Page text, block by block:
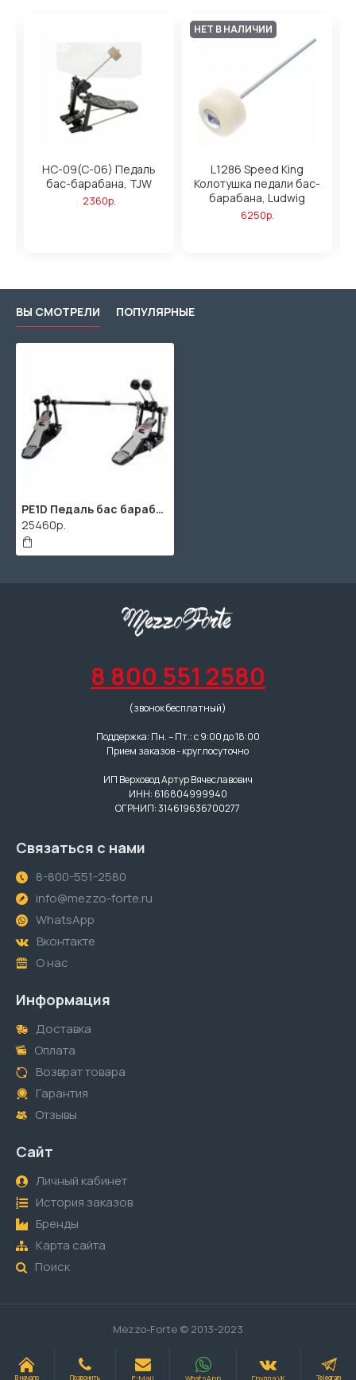
HC-09(C-06) Педаль
бас-барабана, TJW
2360р.
НЕТ В НАЛИЧИИ
L1286 Speed King
Колотушка педали бас-
барабана, Ludwig
6250р.
ВЫ СМОТРЕЛИ ПОПУЛЯРНЫЕ
PE1D Педаль бас барабана, двойная, EHWD
25460р.
8 800 551 2580
(звонок бесплатный)
Поддержка: Пн. – Пт.: с 9:00 до 18:00
Прием заказов - круглосуточно
ИП Верховод Артур Вячеславович
ИНН: 616804999940
ОГРНИП: 314619636700277
Связаться с нами
8-800-551-2580
info@mezzo-forte.ru
WhatsApp
Вконтакте
О нас
Информация
Доставка
Оплата
Возврат товара
Гарантия
Отзывы
Сайт
Личный кабинет
История заказов
Бренды
Карта сайта
Поиск
Mezzo-Forte © 2013-2023
В начало Позвонить E-Mail WhatsApp Группа VK Telegram